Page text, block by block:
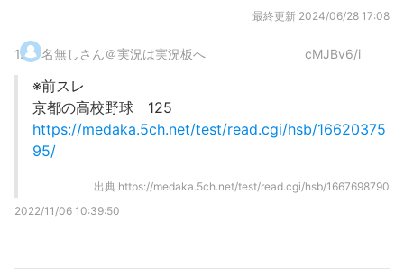
最終更新 2024/06/28 17:08
1. 名無しさん＠実況は実況板へ cMJBv6/i
※前スレ
京都の高校野球 125
https://medaka.5ch.net/test/read.cgi/hsb/16620375
95/
出典 https://medaka.5ch.net/test/read.cgi/hsb/1667698790
2022/11/06 10:39:50